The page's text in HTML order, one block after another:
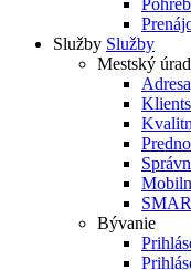
Služby Služby
Mestský úrad
Bývanie